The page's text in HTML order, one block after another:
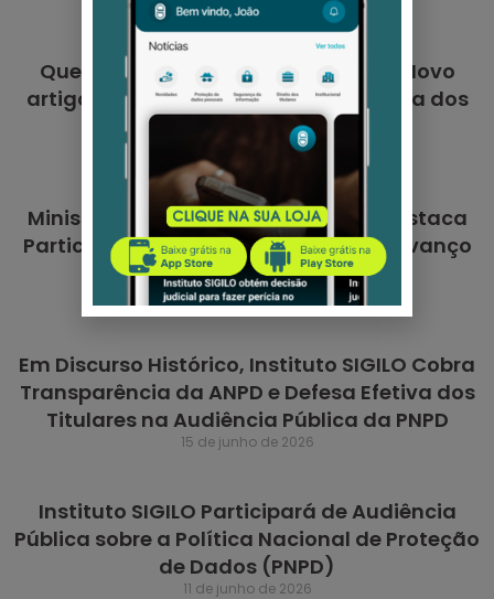
Quem deve fiscalizar as Big Techs? Novo
artigo da RRDDIS analisa a Lei Europeia dos
Serviços Digitais
6 de julho de 2026
Ministério da Justiça Reconhece e Destaca
Participação do Instituto SIGILO em Avanço
da PNPD
16 de junho de 2026
Em Discurso Histórico, Instituto SIGILO Cobra
Transparência da ANPD e Defesa Efetiva dos
Titulares na Audiência Pública da PNPD
15 de junho de 2026
Instituto SIGILO Participará de Audiência
Pública sobre a Política Nacional de Proteção
de Dados (PNPD)
11 de junho de 2026